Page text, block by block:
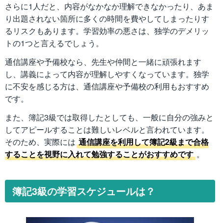
さらに1人だと、内容がなかなか理解できなかったり、あま
り出題されない箇所に多くの時間を費やしてしまったりす
るリスクもあります。学習効率の悪さは、独学のデメリッ
トの1つと言えるでしょう。
通信講座や予備校なら、先生や仲間と一緒に頑張れます
し、講義によって内容が理解しやすくなっています。独学
に不安を感じる方は、通信講座や予備校の利用もおすすめ
です。
また、簿記3級では取得したとしても、一般に自分の強みと
してアピールすることは難しいレベルと言われています。
そのため、実際には 通信講座を利用して簿記2級まで合格
することを視野に入れて勉強することがおすすめです 。
簿記3級の学習スケジュールは？